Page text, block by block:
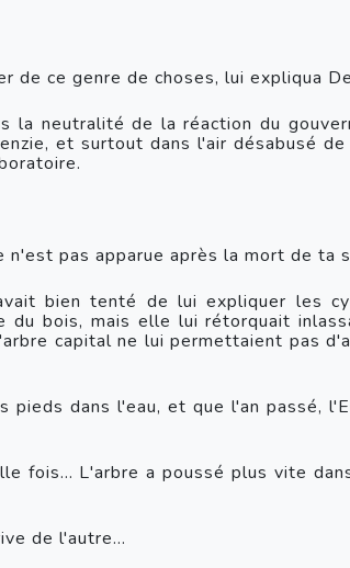
ce genre de choses, lui expliqua
la neutralité de la réaction du
et surtout dans l'air désabusé
pas apparue après la mort de ta
bien tenté de lui expliquer les
bois, mais elle lui rétorquait
capital ne lui permettaient pas
dans l'eau, et que l'an passé,
fois... L'arbre a poussé plus vite
de l'autre...